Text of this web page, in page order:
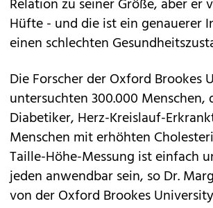
Relation zu seiner Größe, aber er
Hüfte - und die ist ein genauerer
einen schlechten
Die Forscher der Oxford Brookes
untersuchten 300.000 Menschen,
Diabetiker, Herz-Kreislauf-
Menschen mit erhöhten
Taille-Höhe-Messung ist einfach
jeden anwendbar sein, so Dr.
von der Oxford Brookes